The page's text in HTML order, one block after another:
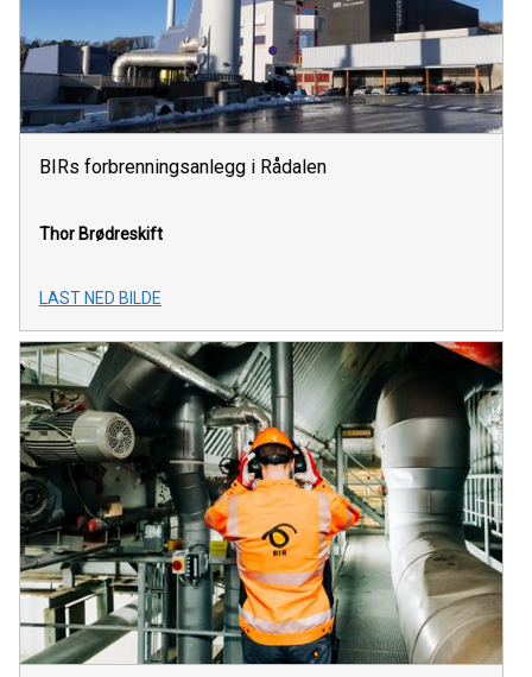
BIRs forbrenningsanlegg i Rådalen
Thor Brødreskift
LAST NED BILDE